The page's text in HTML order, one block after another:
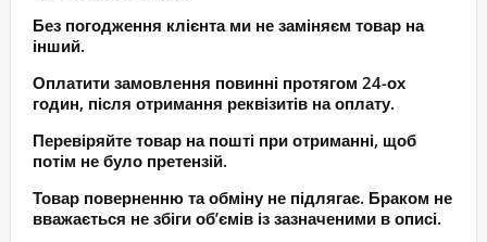
Без погодження клієнта ми не заміняєм товар на
інший.
Оплатити замовлення повинні протягом 24-ох
годин, після отримання реквізитів на оплату.
Перевіряйте товар на пошті при отриманні, щоб
потім не було претензій.
Товар поверненню та обміну не підлягає. Браком не
вважається не збіги об’ємів із зазначеними в описі.